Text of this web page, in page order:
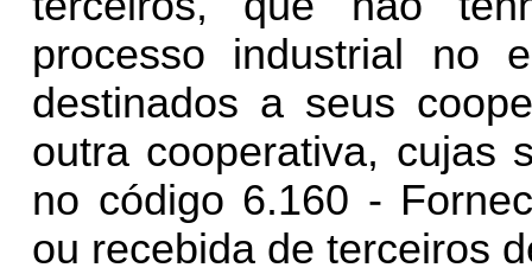
processo industrial no
destinados a seus
outra cooperativa, cujas
no código 6.160 -
ou recebida de terceiros